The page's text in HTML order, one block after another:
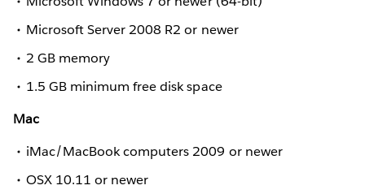
Microsoft Server 2008 R2 or newer
2 GB memory
1.5 GB minimum free disk space
Mac
iMac/MacBook computers 2009 or newer
OSX 10.11 or newer